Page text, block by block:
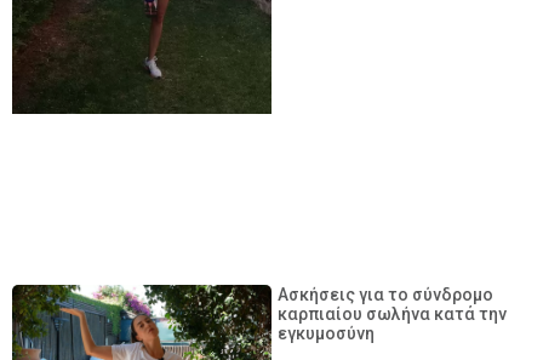
Ασκήσεις για το σύνδρομο
καρπιαίου σωλήνα κατά την
εγκυμοσύνη